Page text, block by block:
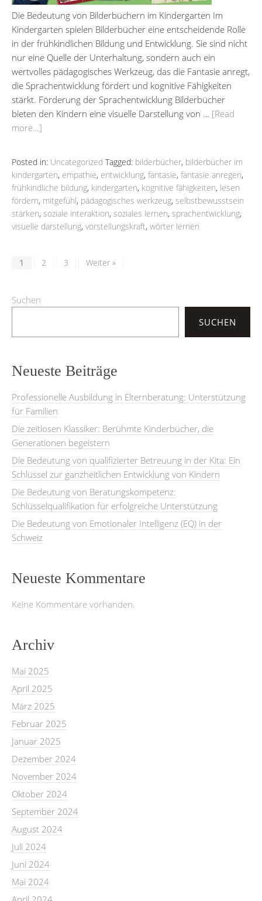
Die Bedeutung von Bilderbüchern im Kindergarten Im
Kindergarten spielen Bilderbücher eine entscheidende Rolle
in der frühkindlichen Bildung und Entwicklung. Sie sind nicht
nur eine Quelle der Unterhaltung, sondern auch ein
wertvolles pädagogisches Werkzeug, das die Fantasie anregt,
die Sprachentwicklung fördert und kognitive Fähigkeiten
stärkt. Förderung der Sprachentwicklung Bilderbücher
bieten den Kindern eine visuelle Darstellung von … [Read
more…]
Posted in: Uncategorized Tagged: bilderbücher, bilderbücher im
kindergarten, empathie, entwicklung, fantasie, fantasie anregen,
frühkindliche bildung, kindergarten, kognitive fähigkeiten, lesen
fördern, mitgefühl, pädagogisches werkzeug, selbstbewusstsein
stärken, soziale interaktion, soziales lernen, sprachentwicklung,
visuelle darstellung, vorstellungskraft, wörter lernen
1 2 3 Weiter »
Suchen
SUCHEN
Neueste Beiträge
Professionelle Ausbildung in Elternberatung: Unterstützung
für Familien
Die zeitlosen Klassiker: Berühmte Kinderbücher, die
Generationen begeistern
Die Bedeutung von qualifizierter Betreuung in der Kita: Ein
Schlüssel zur ganzheitlichen Entwicklung von Kindern
Die Bedeutung von Beratungskompetenz:
Schlüsselqualifikation für erfolgreiche Unterstützung
Die Bedeutung von Emotionaler Intelligenz (EQ) in der
Schweiz
Neueste Kommentare
Keine Kommentare vorhanden.
Archiv
Mai 2025
April 2025
März 2025
Februar 2025
Januar 2025
Dezember 2024
November 2024
Oktober 2024
September 2024
August 2024
Juli 2024
Juni 2024
Mai 2024